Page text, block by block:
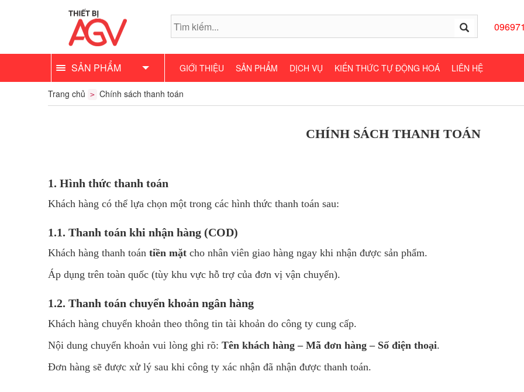
SẢN PHẨM GIỚI THIỆU SẢN PHẨM DỊCH VỤ KIẾN THỨC TỰ ĐỘNG HOÁ LIÊN HỆ
Trang chủ > Chính sách thanh toán
CHÍNH SÁCH THANH TOÁN
1. Hình thức thanh toán
Khách hàng có thể lựa chọn một trong các hình thức thanh toán sau:
1.1. Thanh toán khi nhận hàng (COD)
Khách hàng thanh toán tiền mặt cho nhân viên giao hàng ngay khi nhận được sản phẩm.
Áp dụng trên toàn quốc (tùy khu vực hỗ trợ của đơn vị vận chuyển).
1.2. Thanh toán chuyển khoản ngân hàng
Khách hàng chuyển khoản theo thông tin tài khoản do công ty cung cấp.
Nội dung chuyển khoản vui lòng ghi rõ: Tên khách hàng – Mã đơn hàng – Số điện thoại.
Đơn hàng sẽ được xử lý sau khi công ty xác nhận đã nhận được thanh toán.